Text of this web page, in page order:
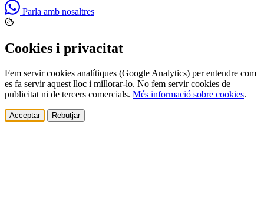
Parla amb nosaltres
Cookies i privacitat
Fem servir cookies analítiques (Google Analytics) per entendre com
es fa servir aquest lloc i millorar-lo. No fem servir cookies de
publicitat ni de tercers comercials. Més informació sobre cookies.
Acceptar Rebutjar